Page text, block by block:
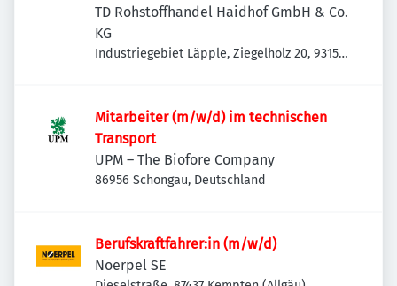
Absetzmulden
TD Rohstoffhandel Haidhof GmbH & Co.
KG
Industriegebiet Läpple, Ziegelholz 20, 93158
Mitarbeiter (m/w/d) im technischen
Transport
UPM – The Biofore Company
86956 Schongau, Deutschland
Berufskraftfahrer:in (m/w/d)
Noerpel SE